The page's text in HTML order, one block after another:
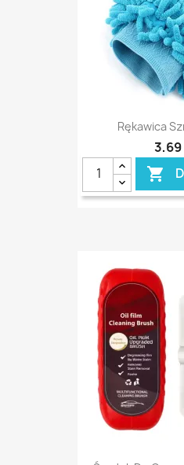
Rękawica
3,69
